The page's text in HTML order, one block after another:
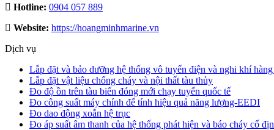
Hotline: 0904 057 889
Website: https://hoangminhmarine.vn
Dịch vụ
Lắp đặt và bảo dưỡng hệ thống vô tuyến điện và nghi khí hàng
Lắp đặt vật liệu chống cháy và nội thất tàu thủy
Đo độ ồn trên tàu biển đóng mới chạy tuyến quốc tế
Đo công suất máy chính để tính hiệu quả năng lượng-EEDI
Đo dao động xoắn hệ trục
Đo áp suất âm thanh của hệ thống phát hiện và báo cháy cố